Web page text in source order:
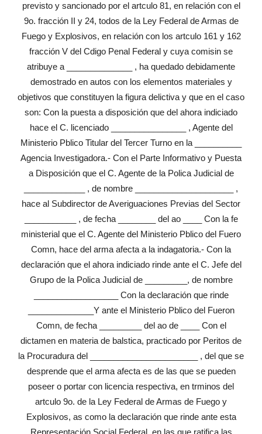
previsto y sancionado por el artculo 81, en relación con el
9o. fracción II y 24, todos de la Ley Federal de Armas de
Fuego y Explosivos, en relación con los artculo 161 y 162
fracción V del Cdigo Penal Federal y cuya comisin se
atribuye a ______________ , ha quedado debidamente
demostrado en autos con los elementos materiales y
objetivos que constituyen la figura delictiva y que en el caso
son: Con la puesta a disposición que del ahora indiciado
hace el C. licenciado ________________ , Agente del
Ministerio Pblico Titular del Tercer Turno en la __________
Agencia Investigadora.- Con el Parte Informativo y Puesta
a Disposición que el C. Agente de la Polica Judicial de
_____________ , de nombre _____________________ ,
hace al Subdirector de Averiguaciones Previas del Sector
___________ , de fecha ________ del ao ____ Con la fe
ministerial que el C. Agente del Ministerio Pblico del Fuero
Comn, hace del arma afecta a la indagatoria.- Con la
declaración que el ahora indiciado rinde ante el C. Jefe del
Grupo de la Polica Judicial de _________, de nombre
__________________ Con la declaración que rinde
______________Y ante el Ministerio Pblico del Fueron
Comn, de fecha _________ del ao de ____ Con el
dictamen en materia de balstica, practicado por Peritos de
la Procuradura del _______________________ , del que se
desprende que el arma afecta es de las que se pueden
poseer o portar con licencia respectiva, en trminos del
artculo 9o. de la Ley Federal de Armas de Fuego y
Explosivos, as como la declaración que rinde ante esta
Representación Social Federal, en las que ratifica las